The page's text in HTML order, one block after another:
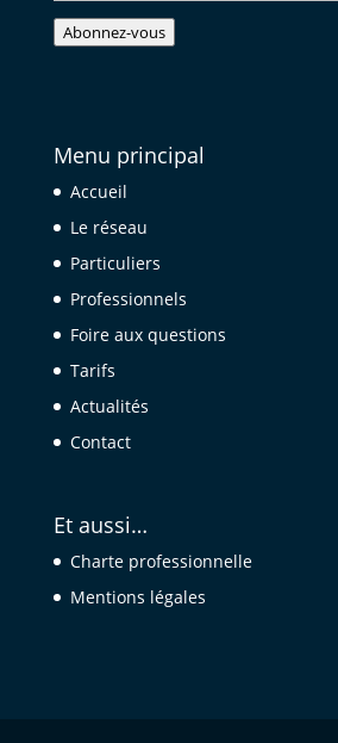
e-
mail
Abonnez-vous
Menu principal
Accueil
Le réseau
Particuliers
Professionnels
Foire aux questions
Tarifs
Actualités
Contact
Et aussi…
Charte professionnelle
Mentions légales